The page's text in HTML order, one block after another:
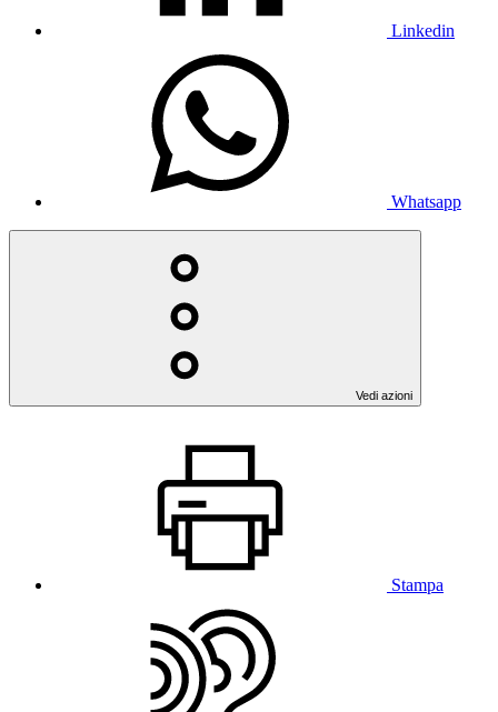
Linkedin
Whatsapp
Vedi azioni
Stampa